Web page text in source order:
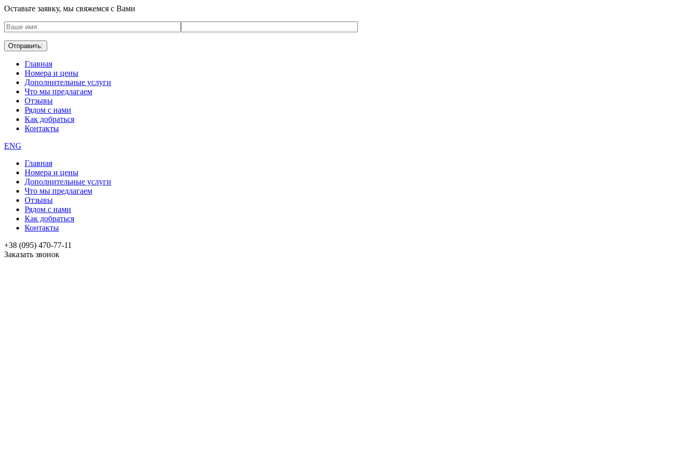
Оставьте заявку, мы свяжемся с Вами
Главная
Номера и цены
Дополнительные услуги
Что мы предлагаем
Отзывы
Рядом с нами
Как добраться
Контакты
ENG
Главная
Номера и цены
Дополнительные услуги
Что мы предлагаем
Отзывы
Рядом с нами
Как добраться
Контакты
+38 (095) 470-77-11
Заказать звонок